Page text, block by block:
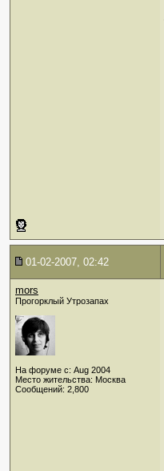
01-02-2007, 02:42
mors
Прогорклый Утрозапах
На форуме с: Aug 2004
Место жительства: Москва
Сообщений: 2,800